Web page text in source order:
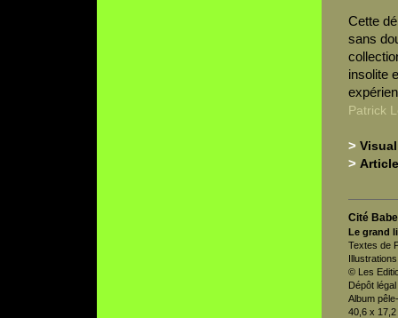
Cette
sans
insolite
Patrick
>
>
Cité
Le grand
Textes de
© Les
Dépôt
Album
40,6 x 17,2